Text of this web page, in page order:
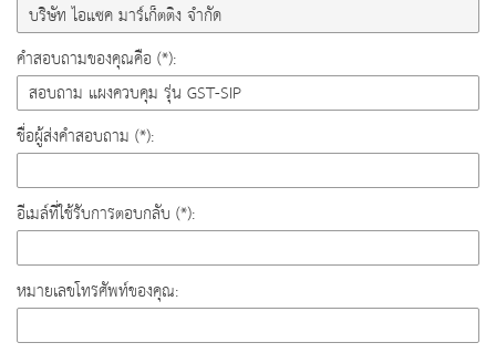
คำสอบถามของคุณคือ (*):
ชื่อผู้ส่งคำสอบถาม (*):
อีเมล์ที่ใช้รับการตอบกลับ (*):
หมายเลขโทรศัพท์ของคุณ: